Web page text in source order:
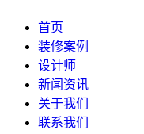
首页
装修案例
设计师
新闻资讯
关于我们
联系我们